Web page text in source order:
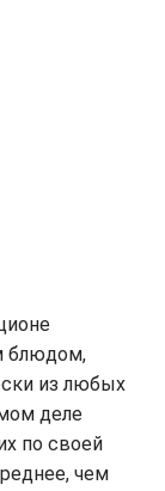
блюдом,
из любых
деле
по своей
чем